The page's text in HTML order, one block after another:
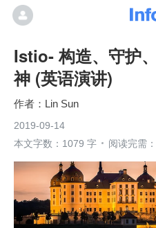
Istio- 构造、守护
神 (英语演讲)
Lin Sun
2019-09-14
本文字数：1079 字
阅读完需